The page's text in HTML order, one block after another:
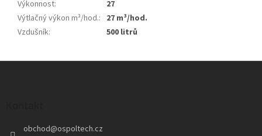
Výkonnost:
27
Výtlačný výkon m³/hod.: 27 m³/hod.
Vzdušník: 500 litrů
obchod@ospoltech.cz